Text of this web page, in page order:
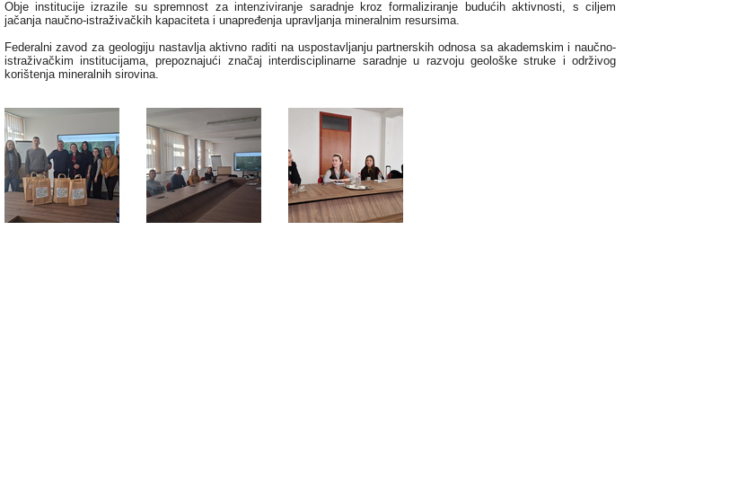
Obje institucije izrazile su spremnost za intenziviranje saradnje kroz formaliziranje budućih aktivnosti, s ciljem
jačanja naučno-istraživačkih kapaciteta i unapređenja upravljanja mineralnim resursima.
Federalni zavod za geologiju nastavlja aktivno raditi na uspostavljanju partnerskih odnosa sa akademskim i naučno-
istraživačkim institucijama, prepoznajući značaj interdisciplinarne saradnje u razvoju geološke struke i održivog
korištenja mineralnih sirovina.